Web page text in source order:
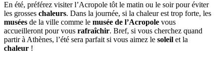
En été, préférez visiter l’Acropole tôt le matin ou le soir pour éviter
les grosses chaleurs. Dans la journée, si la chaleur est trop forte, les
musées de la ville comme le musée de l’Acropole vous
accueilleront pour vous rafraîchir. Bref, si vous cherchez quand
partir à Athènes, l’été sera parfait si vous aimez le soleil et la
chaleur !